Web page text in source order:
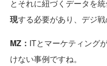
とそれに紐づくデータを統
現する必要があり、デジ戦
MZ： ITとマーケティング
けない事例ですね。